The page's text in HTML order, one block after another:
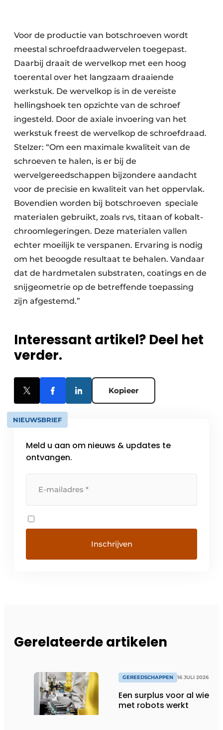
Voor de productie van botschroeven wordt
meestal schroefdraadwervelen toegepast.
Daarbij draait de wervelkop met een hoog
toerental over het langzaam draaiende
werkstuk. De wervelkop is in de vereiste
hellingshoek ten opzichte van de schroef
ingesteld. Door de axiale invoering van het
werkstuk freest de wervelkop de schroefdraad.
Stelzer: “Om een maximale kwaliteit van de
schroeven te halen, is er bij de
wervelgereedschappen bijzondere aandacht
voor de precisie en kwaliteit van het oppervlak.
Bovendien worden bij botschroeven speciale
materialen gebruikt, zoals rvs, titaan of kobalt-
chroomlegeringen. Deze materialen vallen
echter moeilijk te verspanen. Ervaring is nodig
om het beoogde resultaat te behalen. Vandaar
dat de hardmetalen substraten, coatings en de
snijgeometrie op de betreffende toepassing
zijn afgestemd.”
Interessant artikel? Deel het
verder.
Kopieer
NIEUWSBRIEF
Meld u aan om nieuws & updates te
ontvangen.
Gerelateerde artikelen
GEREEDSCHAPPEN 16 JULI 2026
Een surplus voor al wie
met robots werkt